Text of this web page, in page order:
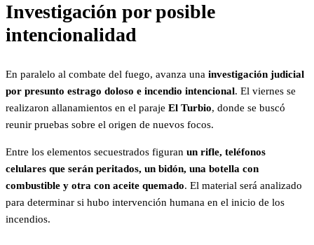
Investigación por posible
intencionalidad
En paralelo al combate del fuego, avanza una investigación judicial
por presunto estrago doloso e incendio intencional. El viernes se
realizaron allanamientos en el paraje El Turbio, donde se buscó
reunir pruebas sobre el origen de nuevos focos.
Entre los elementos secuestrados figuran un rifle, teléfonos
celulares que serán peritados, un bidón, una botella con
combustible y otra con aceite quemado. El material será analizado
para determinar si hubo intervención humana en el inicio de los
incendios.